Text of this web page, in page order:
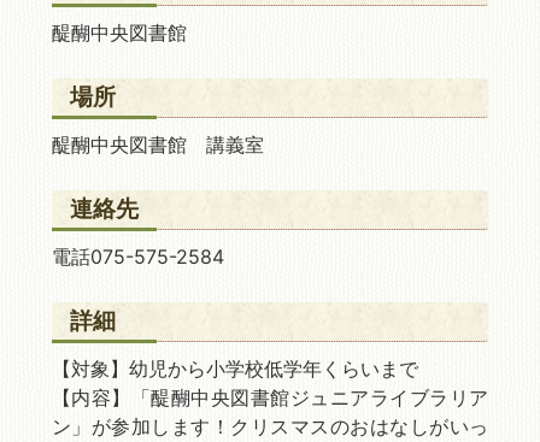
醍醐中央図書館
場所
醍醐中央図書館 講義室
連絡先
電話075-575-2584
詳細
【対象】幼児から小学校低学年くらいまで
【内容】「醍醐中央図書館ジュニアライブラリア
ン」が参加します！クリスマスのおはなしがいっ